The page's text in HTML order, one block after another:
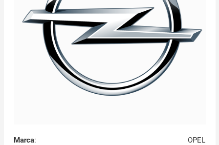
Marca:
OPEL